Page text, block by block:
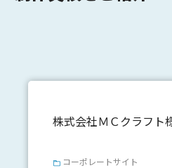
株式会社ＭＣクラフト様
コーポレートサイト